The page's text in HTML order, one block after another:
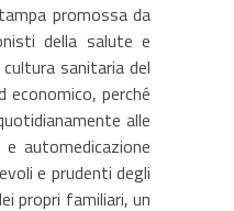
promossa da
della salute e
sanitaria del
economico, perché
alle
automedicazione
e prudenti degli
propri familiari, un